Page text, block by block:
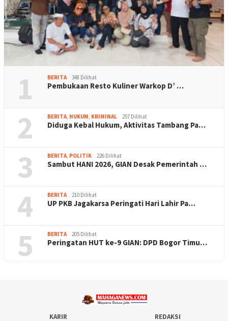
1 BERITA 348 Dilihat
Pembukaan Resto Kuliner Warkop D’ …
2 BERITA HUKUM KRIMINAL 257 Dilihat
Diduga Kebal Hukum, Aktivitas Tambang Pa…
3 BERITA POLITIK 226 Dilihat
Sambut HANI 2026, GIAN Desak Pemerintah …
4 BERITA 210 Dilihat
UP PKB Jagakarsa Peringati Hari Lahir Pa…
5 BERITA 205 Dilihat
Peringatan HUT ke-9 GIAN: DPD Bogor Timu…
KARIR REDAKSI